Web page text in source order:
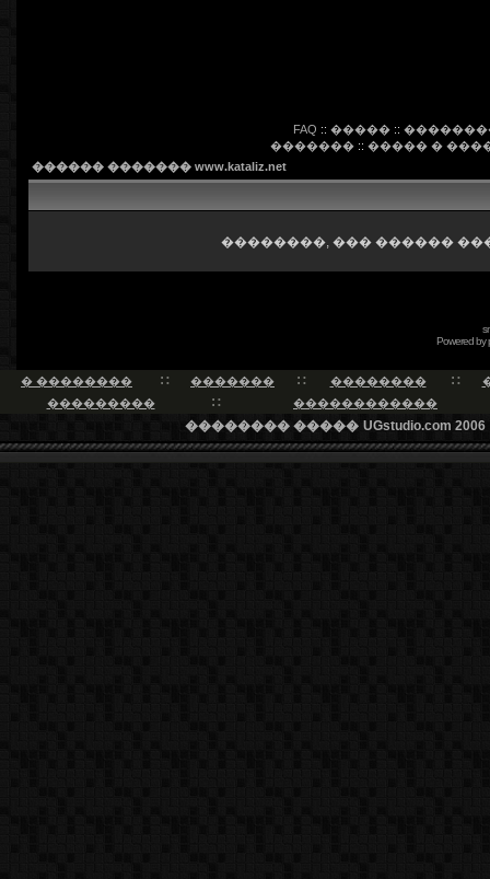
FAQ :: ����� ::
�������:: ����� �
������ ������� www.kataliz.net
��������, ��� ������
Powered by
� �������� ������� ��������
���������
������������
�������� ����� UGstudio.com 2006